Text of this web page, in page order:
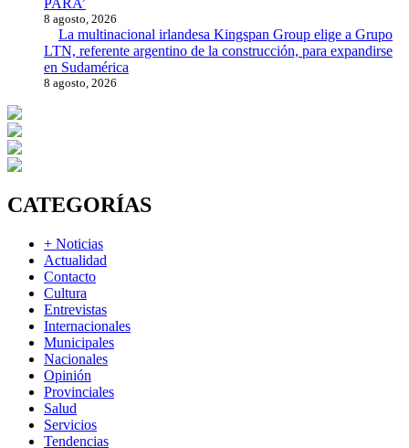
8 agosto, 2026
La multinacional irlandesa Kingspan Group elige a Grupo
LTN, referente argentino de la construcción, para expandirse
en Sudamérica
8 agosto, 2026
CATEGORÍAS
+ Noticias
Actualidad
Contacto
Cultura
Entrevistas
Internacionales
Municipales
Nacionales
Opinión
Provinciales
Salud
Servicios
Tendencias